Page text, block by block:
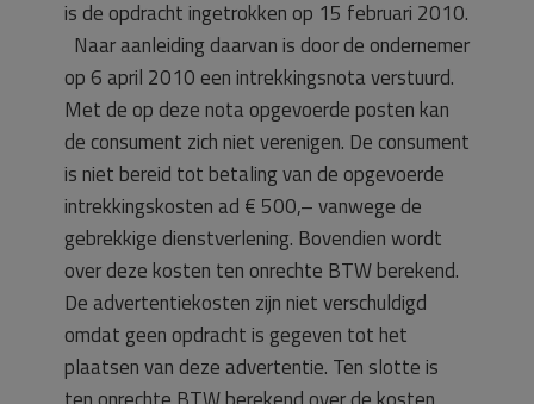
is de opdracht ingetrokken op 15 februari 2010.
Naar aanleiding daarvan is door de ondernemer
op 6 april 2010 een intrekkingsnota verstuurd.
Met de op deze nota opgevoerde posten kan
de consument zich niet verenigen. De consument
is niet bereid tot betaling van de opgevoerde
intrekkingskosten ad € 500,– vanwege de
gebrekkige dienstverlening. Bovendien wordt
over deze kosten ten onrechte BTW berekend.
De advertentiekosten zijn niet verschuldigd
omdat geen opdracht is gegeven tot het
plaatsen van deze advertentie. Ten slotte is